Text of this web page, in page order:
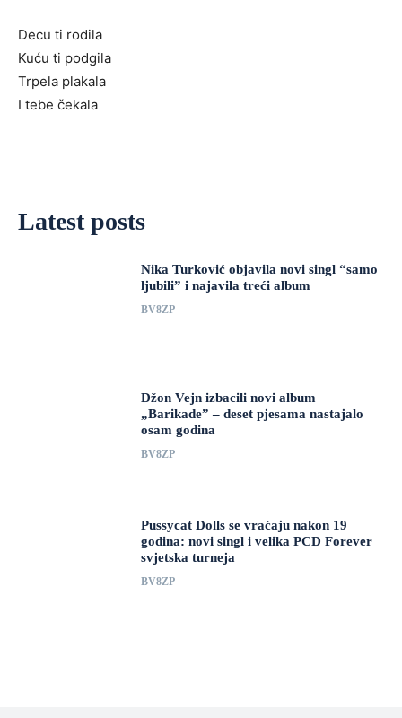
Decu ti rodila
Kuću ti podgila
Trpela plakala
I tebe čekala
Latest posts
Nika Turković objavila novi singl “samo
ljubili” i najavila treći album
BV8ZP
Džon Vejn izbacili novi album
„Barikade” – deset pjesama nastajalo
osam godina
BV8ZP
Pussycat Dolls se vraćaju nakon 19
godina: novi singl i velika PCD Forever
svjetska turneja
BV8ZP